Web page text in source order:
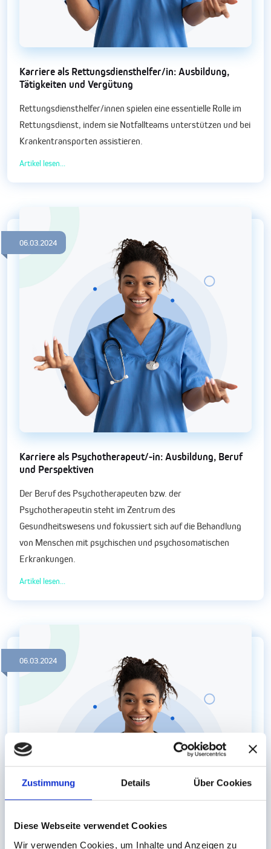
Zustimmung Details Über Cookies
Diese Webseite verwendet Cookies
Wir verwenden Cookies, um Inhalte und Anzeigen zu
Karriere als Rettungsdiensthelfer/in: Ausbildung,
Tätigkeiten und Vergütung
Rettungsdiensthelfer/innen spielen eine essentielle Rolle im
Rettungsdienst, indem sie Notfallteams unterstützen und bei
Krankentransporten assistieren.
Artikel lesen...
06.03.2024
Karriere als Psychotherapeut/-in: Ausbildung, Beruf
und Perspektiven
Der Beruf des Psychotherapeuten bzw. der
Psychotherapeutin steht im Zentrum des
Gesundheitswesens und fokussiert sich auf die Behandlung
von Menschen mit psychischen und psychosomatischen
Erkrankungen.
Artikel lesen...
06.03.2024